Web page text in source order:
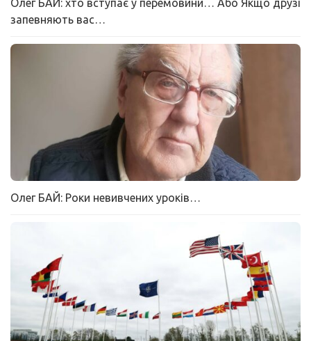
Олег БАЙ: хто вступає у перемовини… Або Якщо друзі
запевняють вас…
Олег БАЙ: Роки невивчених уроків…